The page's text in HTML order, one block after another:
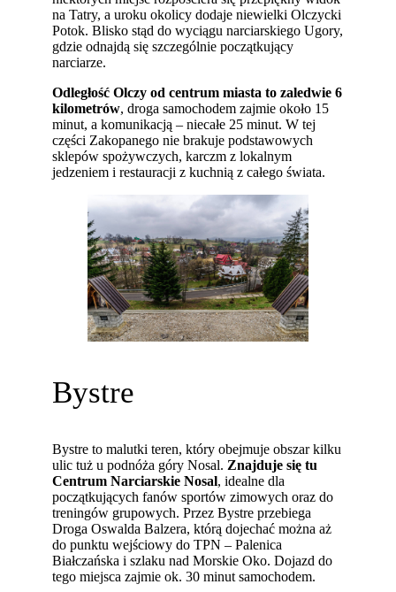
na Tatry, a uroku okolicy dodaje niewielki Olczycki
Potok. Blisko stąd do wyciągu narciarskiego Ugory,
gdzie odnajdą się szczególnie początkujący
narciarze.
Odległość Olczy od centrum miasta to zaledwie 6
kilometrów, droga samochodem zajmie około 15
minut, a komunikacją – niecałe 25 minut. W tej
części Zakopanego nie brakuje podstawowych
sklepów spożywczych, karczm z lokalnym
jedzeniem i restauracji z kuchnią z całego świata.
Bystre
Bystre to malutki teren, który obejmuje obszar kilku
ulic tuż u podnóża góry Nosal. Znajduje się tu
Centrum Narciarskie Nosal, idealne dla
początkujących fanów sportów zimowych oraz do
treningów grupowych. Przez Bystre przebiega
Droga Oswalda Balzera, którą dojechać można aż
do punktu wejściowy do TPN – Palenica
Białczańska i szlaku nad Morskie Oko. Dojazd do
tego miejsca zajmie ok. 30 minut samochodem.